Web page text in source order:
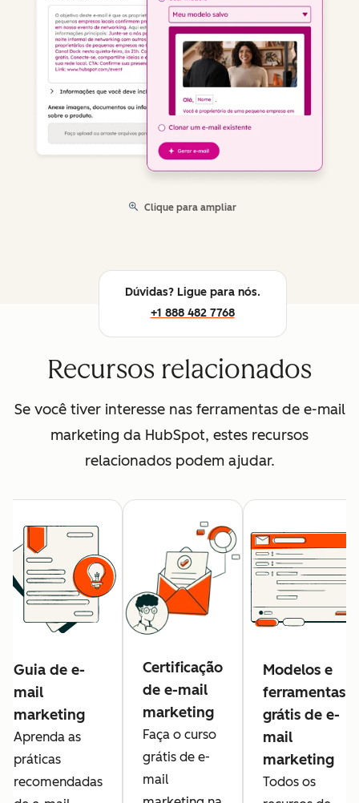
Clique para ampliar
Dúvidas? Ligue para nós.
+1 888 482 7768
Recursos relacionados
Se você tiver interesse nas ferramentas de e-mail
marketing da HubSpot, estes recursos
relacionados podem ajudar.
Guia de e-
mail
marketing
Aprenda as
práticas
recomendadas
Certificação
de e-mail
marketing
Faça o curso
grátis de e-
mail
Modelos e
ferramentas
grátis de e-
mail
marketing
Todos os